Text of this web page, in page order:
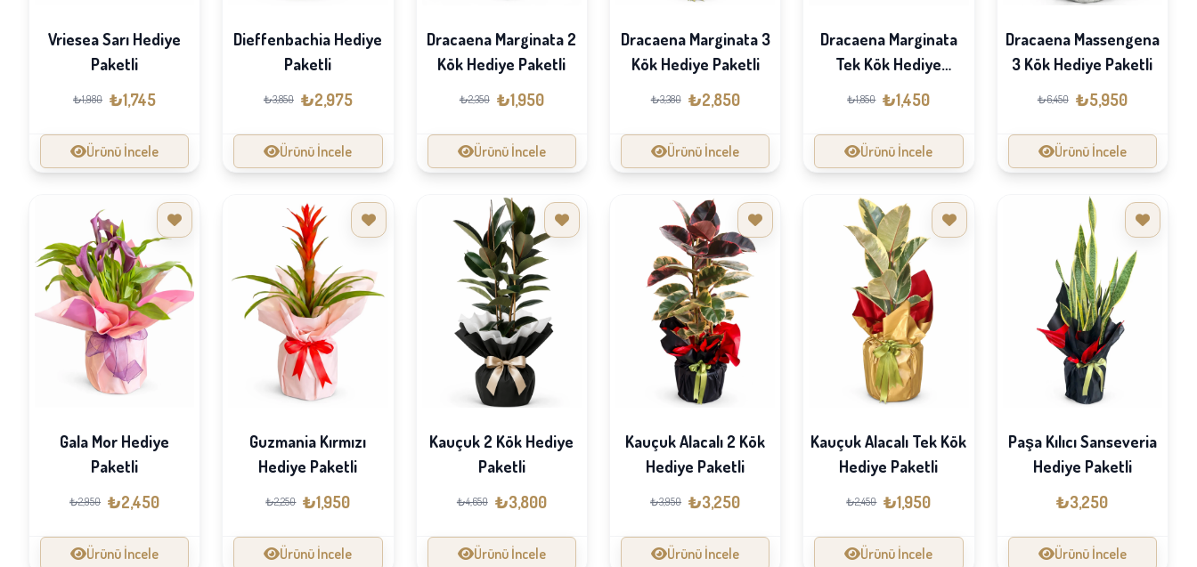
Vriesea Sarı Hediye
Paketli
₺1,980 ₺1,745
Ürünü İncele
Dieffenbachia Hediye
Paketli
₺3,850 ₺2,975
Ürünü İncele
Dracaena Marginata 2
Kök Hediye Paketli
₺2,350 ₺1,950
Ürünü İncele
Dracaena Marginata 3
Kök Hediye Paketli
₺3,380 ₺2,850
Ürünü İncele
Dracaena Marginata
Tek Kök Hediye
Paketli
₺1,850 ₺1,450
Ürünü İncele
Dracaena Massengena
3 Kök Hediye Paketli
₺6,450 ₺5,950
Ürünü İncele
Gala Mor Hediye
Paketli
₺2,950 ₺2,450
Ürünü İncele
Guzmania Kırmızı
Hediye Paketli
₺2,250 ₺1,950
Ürünü İncele
Kauçuk 2 Kök Hediye
Paketli
₺4,650 ₺3,800
Ürünü İncele
Kauçuk Alacalı 2 Kök
Hediye Paketli
₺3,950 ₺3,250
Ürünü İncele
Kauçuk Alacalı Tek Kök
Hediye Paketli
₺2,450 ₺1,950
Ürünü İncele
Paşa Kılıcı Sanseveria
Hediye Paketli
₺3,250
Ürünü İncele